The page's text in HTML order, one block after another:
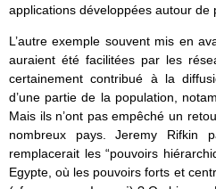
applications développées autour de
L’autre exemple souvent mis en
auraient été facilitées par les
certainement contribué à la
d’une partie de la population,
Mais ils n’ont pas empêché un
nombreux pays. Jeremy Rifkin
remplacerait les “pouvoirs
Egypte, où les pouvoirs forts et